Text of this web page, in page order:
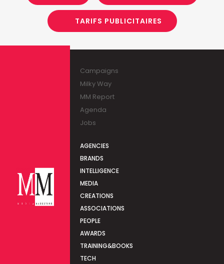
TARIFS PUBLICITAIRES
Campaigns
Milky Way
MM Report
Agenda
Jobs
AGENCIES
BRANDS
INTELLIGENCE
MEDIA
CREATIONS
ASSOCIATIONS
PEOPLE
AWARDS
TRAINING&BOOKS
TECH